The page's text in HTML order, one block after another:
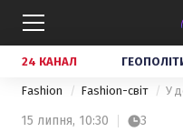
24 КАНАЛ
Fashion Fashion-світ
15 липня, 10:30 3